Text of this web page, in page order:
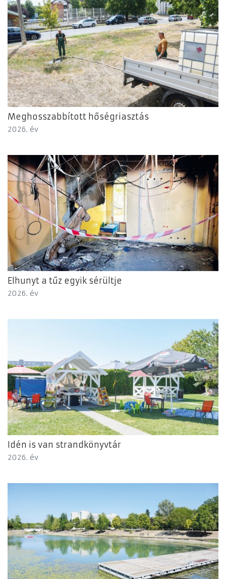
Meghosszabbított hőségriasztás
2026. év
Elhunyt a tűz egyik sérültje
2026. év
Idén is van strandkönyvtár
2026. év